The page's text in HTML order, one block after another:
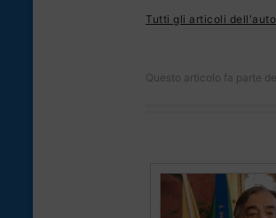
Tutti gli articoli
Questo articolo fa parte